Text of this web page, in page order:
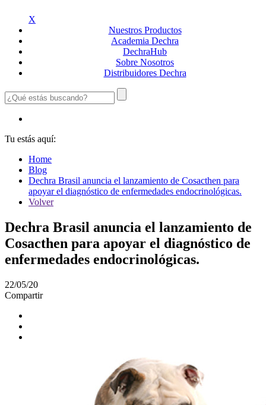
X
Nuestros Productos
Academia Dechra
DechraHub
Sobre Nosotros
Distribuidores Dechra
Tu estás aquí:
Home
Blog
Dechra Brasil anuncia el lanzamiento de Cosacthen para
apoyar el diagnóstico de enfermedades endocrinológicas.
Volver
Dechra Brasil anuncia el lanzamiento de
Cosacthen para apoyar el diagnóstico de
enfermedades endocrinológicas.
22/05/20
Compartir